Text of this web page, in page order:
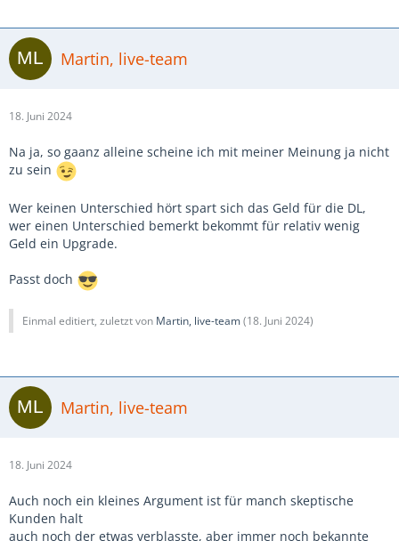
Martin, live-team
18. Juni 2024
Na ja, so gaanz alleine scheine ich mit meiner Meinung ja nicht
zu sein
Wer keinen Unterschied hört spart sich das Geld für die DL,
wer einen Unterschied bemerkt bekommt für relativ wenig
Geld ein Upgrade.
Passt doch
Einmal editiert, zuletzt von Martin, live-team(18. Juni 2024)
Martin, live-team
18. Juni 2024
Auch noch ein kleines Argument ist für manch skeptische
Kunden halt
auch noch der etwas verblasste, aber immer noch bekannte